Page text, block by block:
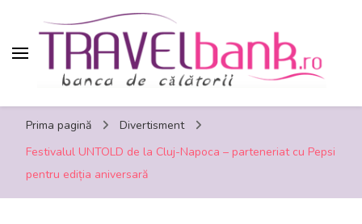
TravelBank.ro – calatorii, turism, distractie,
shopping, timp liber
Prima pagină
Divertisment
Festivalul UNTOLD de la Cluj-Napoca – parteneriat cu Pepsi
pentru ediția aniversară